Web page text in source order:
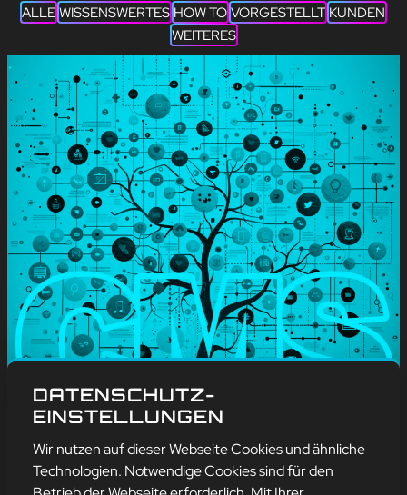
ALLE WISSENSWERTES HOW TO VORGESTELLT KUNDEN
WEITERES
Blog, Wissenswertes
CMS
mehr erfahren
DATENSCHUTZ-
EINSTELLUNGEN
Wir nutzen auf dieser Webseite Cookies und ähnliche
Technologien. Notwendige Cookies sind für den